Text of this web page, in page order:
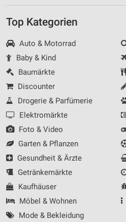
Top Kategorien
Auto & Motorrad
Baby & Kind
Baumärkte
Discounter
Drogerie & Parfümerie
Elektromärkte
Foto & Video
Garten & Pflanzen
Gesundheit & Ärzte
Getränkemärkte
Kaufhäuser
Möbel & Wohnen
Mode & Bekleidung